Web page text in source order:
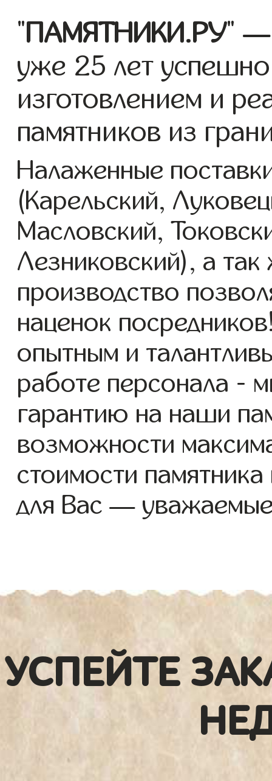
"ПАМЯТНИКИ.РУ" —
уже 25 лет
изготовлением и
памятников из
Налаженные
(Карельский,
Масловский,
Лезниковский), а
производство
наценок
опытным и
работе персонала -
гарантию на наши
возможности
стоимости
для Вас —
УСПЕЙТЕ